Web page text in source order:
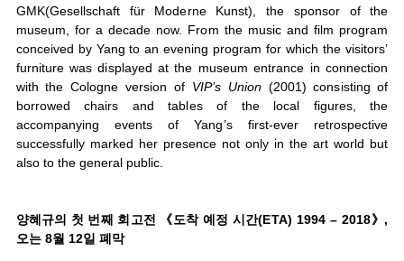
GMK(Gesellschaft für Moderne Kunst), the sponsor of the
museum, for a decade now. From the music and film program
conceived by Yang to an evening program for which the visitors’
furniture was displayed at the museum entrance in connection
with the Cologne version of VIP’s Union (2001) consisting of
borrowed chairs and tables of the local figures, the
accompanying events of Yang’s first-ever retrospective
successfully marked her presence not only in the art world but
also to the general public.
양혜규의 첫 번째 회고전 《도착 예정 시간(ETA) 1994 – 2018》,
오는 8월 12일 폐막